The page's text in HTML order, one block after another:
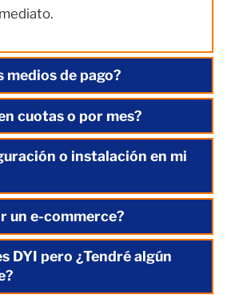
medios de pago?
cuotas o por mes?
o instalación en mi
un e-commerce?
DYI pero ¿Tendré algún